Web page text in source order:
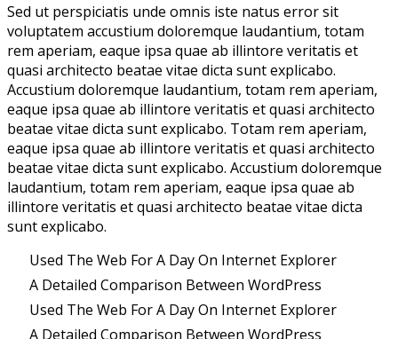
Sed ut perspiciatis unde omnis iste natus error sit
voluptatem accustium doloremque laudantium, totam
rem aperiam, eaque ipsa quae ab illintore veritatis et
quasi architecto beatae vitae dicta sunt explicabo.
Accustium doloremque laudantium, totam rem aperiam,
eaque ipsa quae ab illintore veritatis et quasi architecto
beatae vitae dicta sunt explicabo. Totam rem aperiam,
eaque ipsa quae ab illintore veritatis et quasi architecto
beatae vitae dicta sunt explicabo. Accustium doloremque
laudantium, totam rem aperiam, eaque ipsa quae ab
illintore veritatis et quasi architecto beatae vitae dicta
sunt explicabo.
Used The Web For A Day On Internet Explorer
A Detailed Comparison Between WordPress
Used The Web For A Day On Internet Explorer
A Detailed Comparison Between WordPress